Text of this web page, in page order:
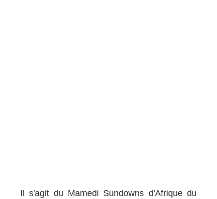
Il s'agit du Mamedi Sundowns d'Afrique du